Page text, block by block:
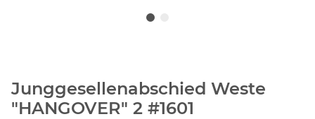
Junggesellenabschied Weste
"HANGOVER" 2 #1601